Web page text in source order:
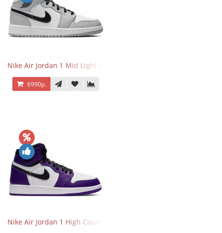
Nike Air Jordan 1 Mid Light Smoke Grey
6990р.
Nike Air Jordan 1 High Court Purple 2.0